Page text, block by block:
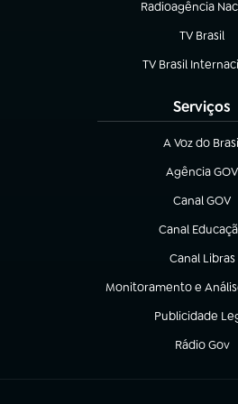
Radioagência
(abre em nova
TV Brasil
(abre em
TV Brasil
(abre em nova
Serviços
A Voz do
(abre em nova
Agência GOV
(abre em
Canal GOV
(abre em
Canal
(abre em nova
Canal Libras
(abre em
Monitoramento e
(abre em nova aba)
Publicidade
(abre em nova
Rádio Gov
(abre em